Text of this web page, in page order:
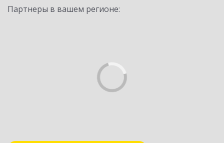
Партнеры в вашем регионе: